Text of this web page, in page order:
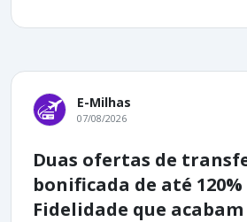
E-Milhas
07/08/2026
Duas ofertas de
bonificada de até 120%
Fidelidade que